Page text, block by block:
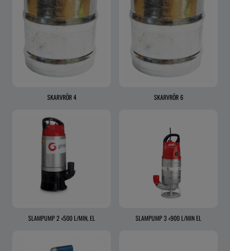
SKARVRÖR 4 SKARVRÖR 6
SLAMPUMP 2 <500 L/MIN, EL SLAMPUMP 3 <900 L/MIN EL